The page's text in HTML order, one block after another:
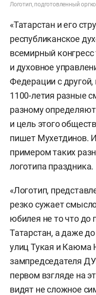
Логотип, подготовленный
«Татарстан и его
республиканское
всемирный конгресс
и духовное
Федерации с
1100-летия разные
разному
и цель этого
пишет Мухетдинов.
примером таких
логотипа праздника.
«Логотип,
резко сужает
юбилея не то что до
Татарстан, а даже
улиц Тукая и Каюма
зампредседателя
первом взгляде на
видят не сложное